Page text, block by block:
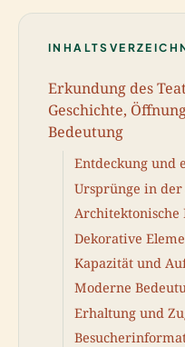
Erkundung des
Geschichte,
Bedeutung
Entdeckung und
Ursprünge in der
Architektonische
Dekorative
Kapazität und
Moderne
Erhaltung und